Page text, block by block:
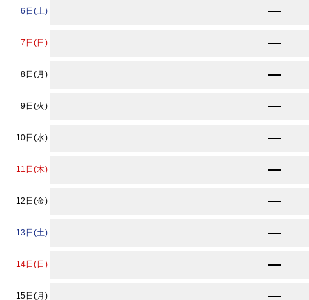
6日(土) ★
7日(日)
8日(月) ★
9日(火) ★
10日(水) ★
11日(木) ★
12日(金) ★
13日(土) ★
14日(日)
15日(月) ★